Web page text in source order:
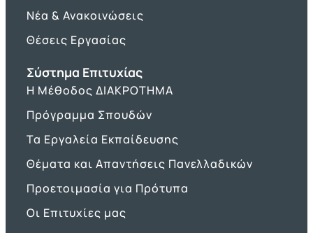
Νέα & Ανακοινώσεις
Θέσεις Εργασίας
Σύστημα Επιτυχίας
Η Μέθοδος ΔΙΑΚΡΟΤΗΜΑ
Πρόγραμμα Σπουδών
Τα Εργαλεία Εκπαίδευσης
Θέματα και Απαντήσεις Πανελλαδικών
Προετοιμασία για Πρότυπα
Οι Επιτυχίες μας